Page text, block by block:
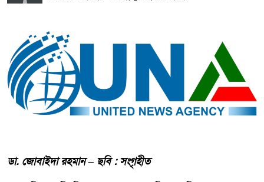
ডা. জোবাইদা রহমান – ছবি : সংগৃহীত